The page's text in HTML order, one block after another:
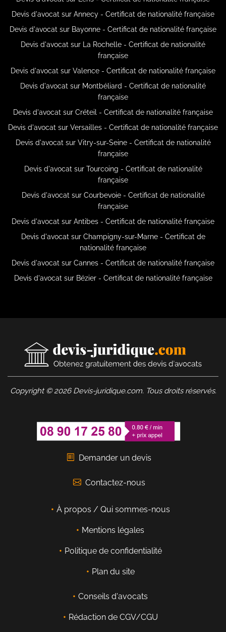
Devis d'avocat sur Annecy - Certificat de nationalité française
Devis d'avocat sur Bayonne - Certificat de nationalité française
Devis d'avocat sur La Rochelle - Certificat de nationalité
française
Devis d'avocat sur Valence - Certificat de nationalité française
Devis d'avocat sur Montbéliard - Certificat de nationalité
française
Devis d'avocat sur Créteil - Certificat de nationalité française
Devis d'avocat sur Versailles - Certificat de nationalité française
Devis d'avocat sur Vitry-sur-Seine - Certificat de nationalité
française
Devis d'avocat sur Tourcoing - Certificat de nationalité
française
Devis d'avocat sur Courbevoie - Certificat de nationalité
française
Devis d'avocat sur Antibes - Certificat de nationalité française
Devis d'avocat sur Champigny-sur-Marne - Certificat de
nationalité française
Devis d'avocat sur Cannes - Certificat de nationalité française
Devis d'avocat sur Bézier - Certificat de nationalité française
Copyright © 2026 Devis-juridique.com. Tous droits réservés.
Demander un devis
Contactez-nous
À propos / Qui sommes-nous
Mentions légales
Politique de confidentialité
Plan du site
Conseils d'avocats
Rédaction de CGV/CGU